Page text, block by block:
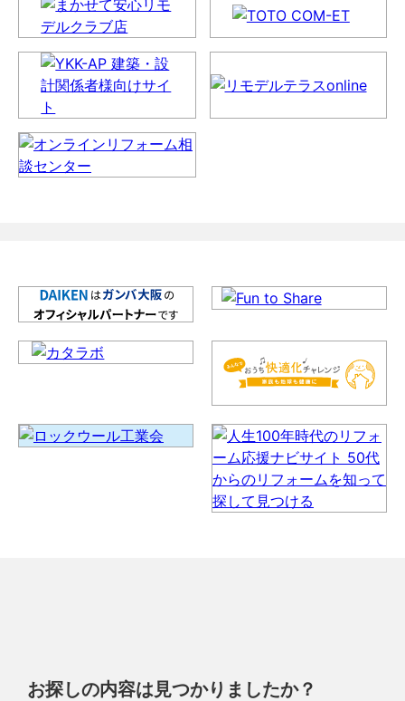
お探しの内容は見つかりましたか？